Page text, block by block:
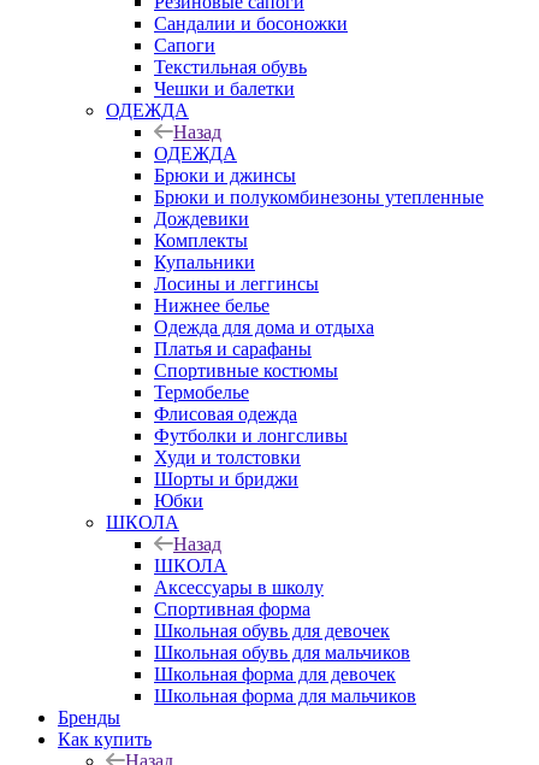
Сандалии и босоножки
Сапоги
Текстильная обувь
Чешки и балетки
ОДЕЖДА
Назад
ОДЕЖДА
Брюки и джинсы
Брюки и полукомбинезоны утепленные
Дождевики
Комплекты
Купальники
Лосины и леггинсы
Нижнее белье
Одежда для дома и отдыха
Платья и сарафаны
Спортивные костюмы
Термобелье
Флисовая одежда
Футболки и лонгсливы
Худи и толстовки
Шорты и бриджи
Юбки
ШКОЛА
Назад
ШКОЛА
Аксессуары в школу
Спортивная форма
Школьная обувь для девочек
Школьная обувь для мальчиков
Школьная форма для девочек
Школьная форма для мальчиков
Бренды
Как купить
Назад